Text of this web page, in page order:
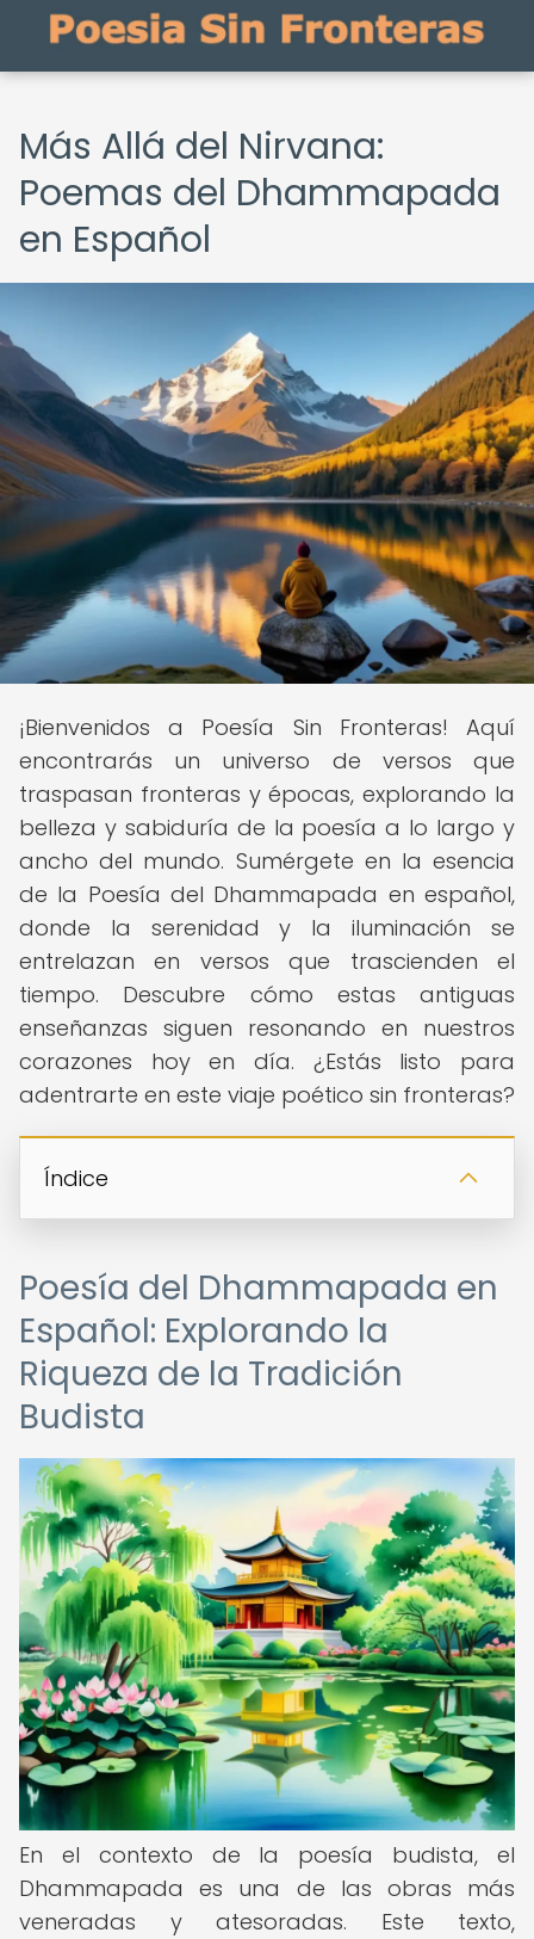
Más Allá del Nirvana:
Poemas del Dhammapada
en Español
¡Bienvenidos a Poesía Sin Fronteras! Aquí
encontrarás un universo de versos que
traspasan fronteras y épocas, explorando la
belleza y sabiduría de la poesía a lo largo y
ancho del mundo. Sumérgete en la esencia
de la Poesía del Dhammapada en español,
donde la serenidad y la iluminación se
entrelazan en versos que trascienden el
tiempo. Descubre cómo estas antiguas
enseñanzas siguen resonando en nuestros
corazones hoy en día. ¿Estás listo para
adentrarte en este viaje poético sin fronteras?
Índice
Poesía del Dhammapada en
Español: Explorando la
Riqueza de la Tradición
Budista
En el contexto de la poesía budista, el
Dhammapada es una de las obras más
veneradas y atesoradas. Este texto,